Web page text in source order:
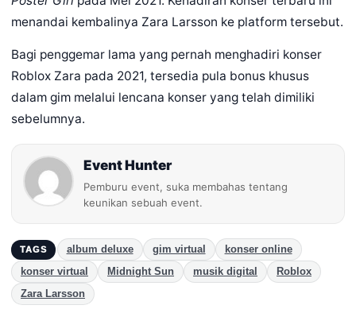
menandai kembalinya Zara Larsson ke platform tersebut.
Bagi penggemar lama yang pernah menghadiri konser
Roblox Zara pada 2021, tersedia pula bonus khusus
dalam gim melalui lencana konser yang telah dimiliki
sebelumnya.
Event Hunter
Pemburu event, suka membahas tentang
keunikan sebuah event.
TAGS album deluxe gim virtual
konser online
konser virtual
Midnight Sun musik digital
Roblox
Zara Larsson